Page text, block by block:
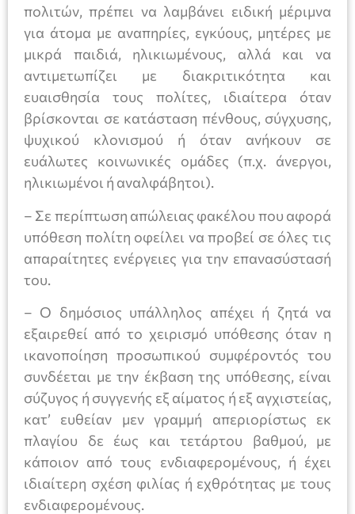
πολιτών, πρέπει να λαμβάνει ειδική μέριμνα
για άτομα με αναπηρίες, εγκύους, μητέρες με
μικρά παιδιά, ηλικιωμένους, αλλά και να
αντιμετωπίζει με διακριτικότητα και
ευαισθησία τους πολίτες, ιδιαίτερα όταν
βρίσκονται σε κατάσταση πένθους, σύγχυσης,
ψυχικού κλονισμού ή όταν ανήκουν σε
ευάλωτες κοινωνικές ομάδες (π.χ. άνεργοι,
ηλικιωμένοι ή αναλφάβητοι).
– Σε περίπτωση απώλειας φακέλου που αφορά
υπόθεση πολίτη οφείλει να προβεί σε όλες τις
απαραίτητες ενέργειες για την επανασύστασή
του.
– Ο δημόσιος υπάλληλος απέχει ή ζητά να
εξαιρεθεί από το χειρισμό υπόθεσης όταν η
ικανοποίηση προσωπικού συμφέροντός του
συνδέεται με την έκβαση της υπόθεσης, είναι
σύζυγος ή συγγενής εξ αίματος ή εξ αγχιστείας,
κατ’ ευθείαν μεν γραμμή απεριορίστως εκ
πλαγίου δε έως και τετάρτου βαθμού, με
κάποιον από τους ενδιαφερομένους, ή έχει
ιδιαίτερη σχέση φιλίας ή εχθρότητας με τους
ενδιαφερομένους.